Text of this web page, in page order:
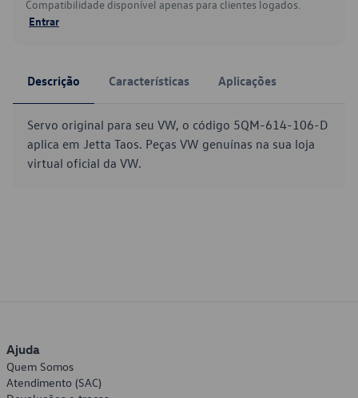
Compatibilidade disponível apenas para clientes logados.
Entrar
Descrição Características Aplicações
Servo original para seu VW, o código 5QM-614-106-D
aplica em Jetta Taos. Peças VW genuínas na sua loja
virtual oficial da VW.
Ajuda
Quem Somos
Atendimento (SAC)